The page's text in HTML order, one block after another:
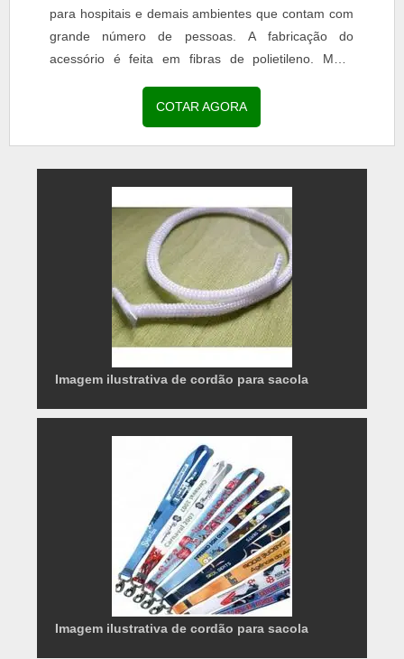
para hospitais e demais ambientes que contam com
grande número de pessoas. A fabricação do
acessório é feita em fibras de polietileno. MAIS
semelhança com o papel, o artefato possui toda a
resistência necessária para ser utilizada por um
longo período de tempo sem danificações. Além
disso, é resist...
COTAR AGORA
Imagem ilustrativa de cordão para sacola
Imagem ilustrativa de cordão para sacola